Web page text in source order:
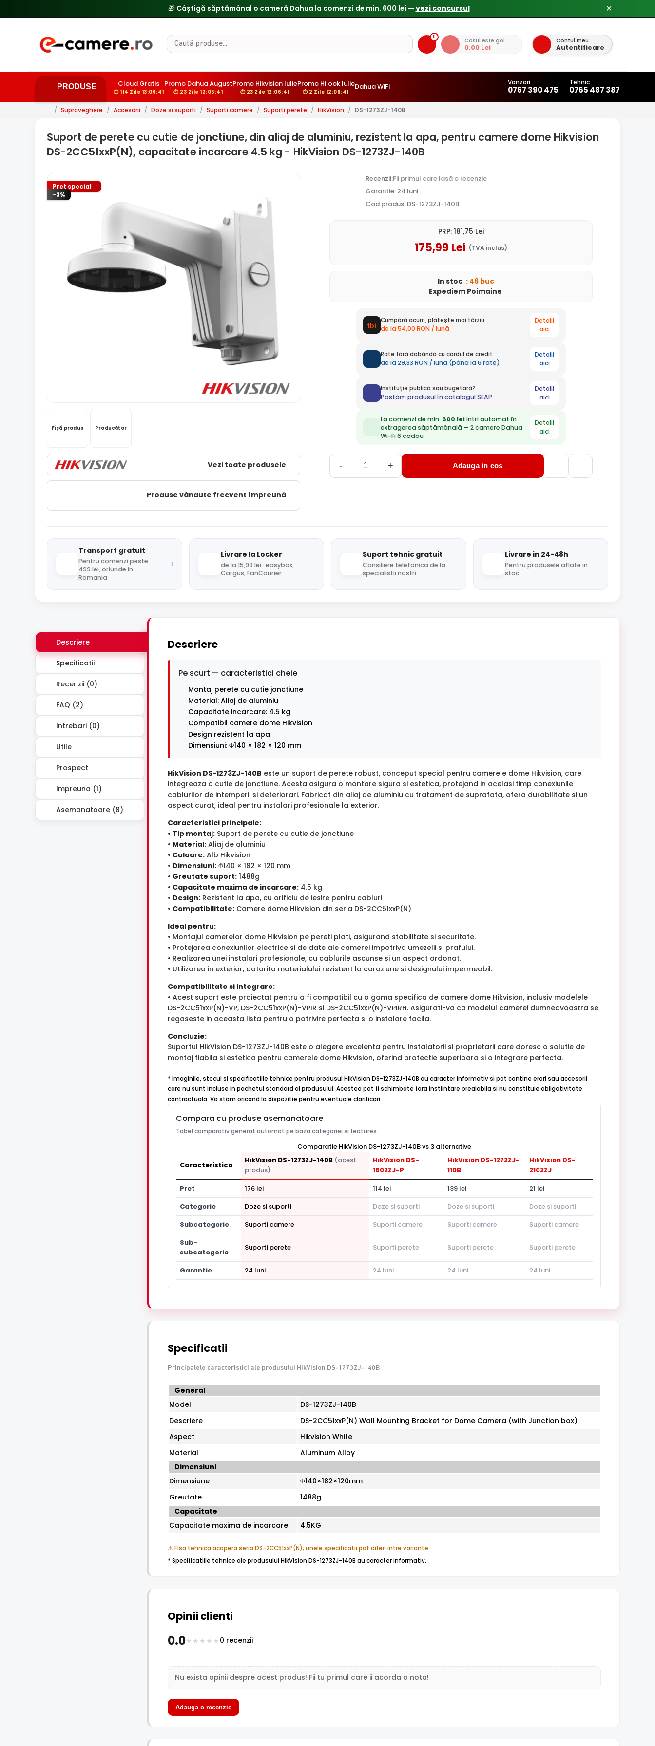
✕
0 Cosul este gol
0.00 Lei
Contul meu
Autentificare
PRODUSE Cloud Gratis
⏱ 114 Zile 13:06:40
Promo Dahua August
⏱ 23 Zile 12:06:40
Promo Hikvision Iulie
⏱ 23 Zile 12:06:40
Promo Hilook Iulie
⏱ 2 Zile 12:06:40
Dahua WiFi Vanzari
0767 390 475
Tehnic
0765 487 387
/ Supraveghere / Accesorii / Doze si suporti / Suporti camere / Suporti perete / HikVision / DS-1273ZJ-140B
Suport de perete cu cutie de jonctiune, din aliaj de aluminiu, rezistent la apa, pentru camere dome Hikvision
DS-2CC51xxP(N), capacitate incarcare 4.5 kg - HikVision DS-1273ZJ-140B
Pret special
-3%
Fișă produs Producător
Vezi toate produsele
Produse vândute frecvent împreună
Recenzii:Fii primul care lasă o recenzie
Garantie: 24 luni
Cod produs: DS-1273ZJ-140B
PRP: 181,75 Lei
175,99 Lei (TVA inclus)
In stoc : 46 buc
Expediem Poimaine
Cumpără acum, plătește mai târziu
de la 54,00 RON / lună
Detalii
aici
Rate fără dobândă cu cardul de credit
de la 29,33 RON / lună (până la 6 rate)
Detalii
aici
Instituție publică sau bugetară?
Postăm produsul în catalogul SEAP
Detalii
aici
La comenzi de min. 600 leiintri automat în
extragerea săptămânală — 2 camere Dahua
Wi-Fi 6 cadou.
Detalii
aici
- + Adauga in cos
Transport gratuit
Pentru comenzi peste
499 lei, oriunde in
Romania
›
Livrare la Locker
de la 15,99 lei · easybox,
Cargus, FanCourier
Suport tehnic gratuit
Consiliere telefonica de la
specialistii nostri
Livrare in 24-48h
Pentru produsele aflate in
stoc
Descriere
Specificatii
Recenzii (0)
FAQ (2)
Intrebari (0)
Utile
Prospect
Impreuna (1)
Asemanatoare (8)
Descriere
Pe scurt — caracteristici cheie
Montaj perete cu cutie jonctiune
Material: Aliaj de aluminiu
Capacitate incarcare: 4.5 kg
Compatibil camere dome Hikvision
Design rezistent la apa
Dimensiuni: Φ140 × 182 × 120 mm
HikVision DS-1273ZJ-140B este un suport de perete robust, conceput special pentru camerele dome Hikvision, care
integreaza o cutie de jonctiune. Acesta asigura o montare sigura si estetica, protejand in acelasi timp conexiunile
cablurilor de intemperii si deteriorari. Fabricat din aliaj de aluminiu cu tratament de suprafata, ofera durabilitate si un
aspect curat, ideal pentru instalari profesionale la exterior.
Caracteristici principale:
• Tip montaj: Suport de perete cu cutie de jonctiune
• Material: Aliaj de aluminiu
• Culoare: Alb Hikvision
• Dimensiuni: Φ140 × 182 × 120 mm
• Greutate suport: 1488g
• Capacitate maxima de incarcare: 4.5 kg
• Design: Rezistent la apa, cu orificiu de iesire pentru cabluri
• Compatibilitate: Camere dome Hikvision din seria DS-2CC51xxP(N)
Ideal pentru:
• Montajul camerelor dome Hikvision pe pereti plati, asigurand stabilitate si securitate.
• Protejarea conexiunilor electrice si de date ale camerei impotriva umezelii si prafului.
• Realizarea unei instalari profesionale, cu cablurile ascunse si un aspect ordonat.
• Utilizarea in exterior, datorita materialului rezistent la coroziune si designului impermeabil.
Compatibilitate si integrare:
• Acest suport este proiectat pentru a fi compatibil cu o gama specifica de camere dome Hikvision, inclusiv modelele
DS-2CC51xxP(N)-VP, DS-2CC51xxP(N)-VPIR si DS-2CC51xxP(N)-VPIRH. Asigurati-va ca modelul camerei dumneavoastra se
regaseste in aceasta lista pentru o potrivire perfecta si o instalare facila.
Concluzie:
Suportul HikVision DS-1273ZJ-140B este o alegere excelenta pentru instalatorii si proprietarii care doresc o solutie de
montaj fiabila si estetica pentru camerele dome Hikvision, oferind protectie superioara si o integrare perfecta.
* Imaginile, stocul si specificatiile tehnice pentru produsul HikVision DS-1273ZJ-140B au caracter informativ si pot contine erori sau accesorii
care nu sunt incluse in pachetul standard al produsului. Acestea pot fi schimbate fara instiintare prealabila si nu constituie obligativitate
contractuala. Va stam oricand la dispozitie pentru eventuale clarificari.
Compara cu produse asemanatoare
Tabel comparativ generat automat pe baza categoriei si features.
Comparatie HikVision DS-1273ZJ-140B vs 3 alternative
Caracteristica
HikVision DS-1273ZJ-140B (acest
produs)
HikVision DS-
1602ZJ-P
HikVision DS-1272ZJ-
110B
HikVision DS-
2102ZJ
Pret
176 lei 114 lei 139 lei
21 lei
Categorie
Doze si suporti Doze si suporti Doze si suporti
Doze si suporti
Subcategorie
Suporti camere Suporti camere Suporti camere
Suporti camere
Sub-
subcategorie
Suporti perete Suporti perete Suporti perete Suporti perete
Garantie 24 luni 24 luni 24 luni 24 luni
Specificatii
Principalele caracteristici ale produsului HikVision DS-1273ZJ-140B
Specificatii
tehnice
HikVision
DS-
140B
General
Model
DS-1273ZJ-140B
Descriere
DS-2CC51xxP(N) Wall Mounting Bracket for Dome Camera (with Junction box)
Aspect
Hikvision White
Material
Aluminum Alloy
Dimensiuni
Dimensiune
Φ140×182×120mm
Greutate
1488g
Capacitate
Capacitate maxima de incarcare
4.5KG
⚠ Fisa tehnica acopera seria DS-2CC51xxP(N); unele specificatii pot diferi intre variante.
* Specificatiile tehnice ale produsului HikVision DS-1273ZJ-140B au caracter informativ.
Opinii clienti
0.0 0 recenzii
Nu exista opinii despre acest produs! Fii tu primul care ii acorda o nota!
Adauga o recenzie